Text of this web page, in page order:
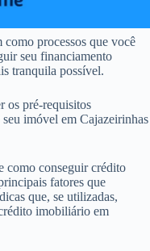
processos que você
seu financiamento
tranquila possível.
os pré-requisitos
imóvel em Cajazeirinhas
como conseguir crédito
fatores que
que, se utilizadas,
imobiliário em